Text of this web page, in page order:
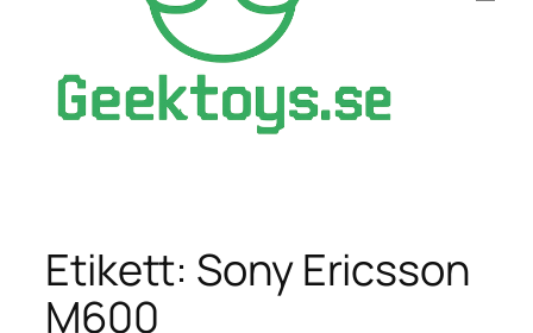
Etikett: Sony Ericsson
M600